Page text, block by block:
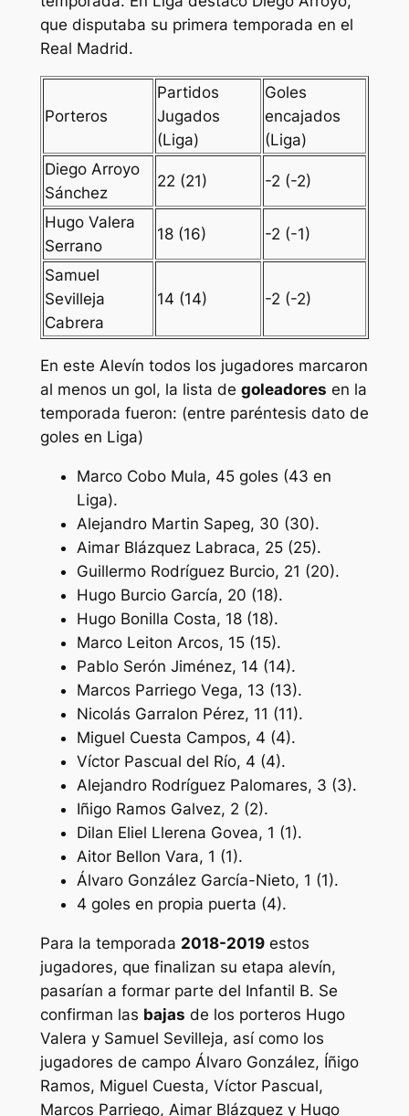
que disputaba su primera temporada en el
Real Madrid.
Porteros
Partidos
Jugados
(Liga)
Goles
encajados
(Liga)
Diego Arroyo
Sánchez
22 (21) -2 (-2)
Hugo Valera
Serrano
18 (16) -2 (-1)
Samuel
Sevilleja
Cabrera
14 (14) -2 (-2)
En este Alevín todos los jugadores marcaron
al menos un gol, la lista de goleadores en la
temporada fueron: (entre paréntesis dato de
goles en Liga)
Marco Cobo Mula, 45 goles (43 en
Liga).
Alejandro Martin Sapeg, 30 (30).
Aimar Blázquez Labraca, 25 (25).
Guillermo Rodríguez Burcio, 21 (20).
Hugo Burcio García, 20 (18).
Hugo Bonilla Costa, 18 (18).
Marco Leiton Arcos, 15 (15).
Pablo Serón Jiménez, 14 (14).
Marcos Parriego Vega, 13 (13).
Nicolás Garralon Pérez, 11 (11).
Miguel Cuesta Campos, 4 (4).
Víctor Pascual del Río, 4 (4).
Alejandro Rodríguez Palomares, 3 (3).
Iñigo Ramos Galvez, 2 (2).
Dilan Eliel Llerena Govea, 1 (1).
Aitor Bellon Vara, 1 (1).
Álvaro González García-Nieto, 1 (1).
4 goles en propia puerta (4).
Para la temporada 2018-2019estos
jugadores, que finalizan su etapa alevín,
pasarían a formar parte del Infantil B. Se
confirman las bajas de los porteros Hugo
Valera y Samuel Sevilleja, así como los
jugadores de campo Álvaro González, Íñigo
Ramos, Miguel Cuesta, Víctor Pascual,
Marcos Parriego, Aimar Blázquez y Hugo